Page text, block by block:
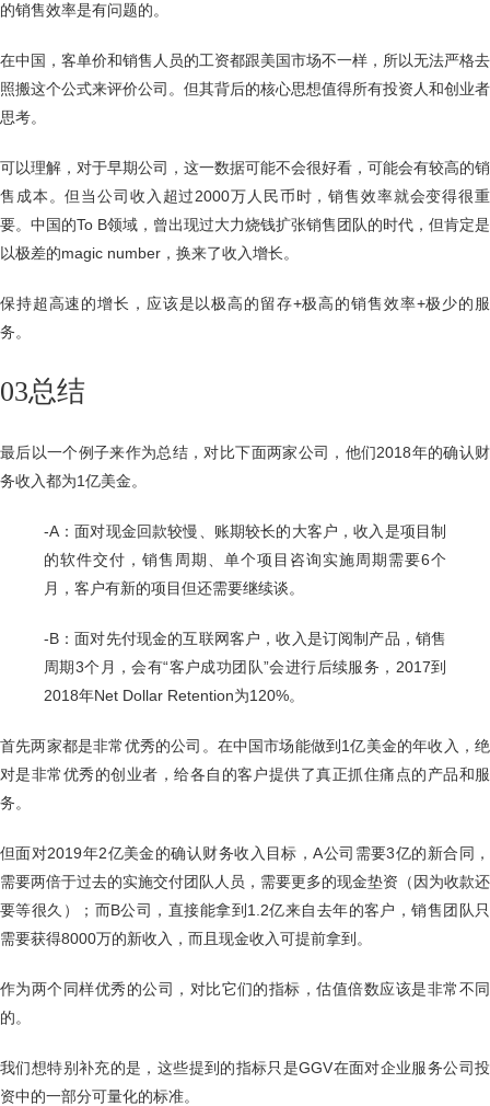
的销售效率是有问题的。
在中国，客单价和销售人员的工资都跟美国市场不一样，所以无法严格去
照搬这个公式来评价公司。但其背后的核心思想值得所有投资人和创业者
思考。
可以理解，对于早期公司，这一数据可能不会很好看，可能会有较高的销
售成本。但当公司收入超过2000万人民币时，销售效率就会变得很重
要。中国的To B领域，曾出现过大力烧钱扩张销售团队的时代，但肯定是
以极差的magic number，换来了收入增长。
保持超高速的增长，应该是以极高的留存+极高的销售效率+极少的服
务。
03总结
最后以一个例子来作为总结，对比下面两家公司，他们2018年的确认财
务收入都为1亿美金。
-A：面对现金回款较慢、账期较长的大客户，收入是项目制
的软件交付，销售周期、单个项目咨询实施周期需要6个
月，客户有新的项目但还需要继续谈。
-B：面对先付现金的互联网客户，收入是订阅制产品，销售
周期3个月，会有“客户成功团队”会进行后续服务，2017到
2018年Net Dollar Retention为120%。
首先两家都是非常优秀的公司。在中国市场能做到1亿美金的年收入，绝
对是非常优秀的创业者，给各自的客户提供了真正抓住痛点的产品和服
务。
但面对2019年2亿美金的确认财务收入目标，A公司需要3亿的新合同，
需要两倍于过去的实施交付团队人员，需要更多的现金垫资（因为收款还
要等很久）；而B公司，直接能拿到1.2亿来自去年的客户，销售团队只
需要获得8000万的新收入，而且现金收入可提前拿到。
作为两个同样优秀的公司，对比它们的指标，估值倍数应该是非常不同
的。
我们想特别补充的是，这些提到的指标只是GGV在面对企业服务公司投
资中的一部分可量化的标准。